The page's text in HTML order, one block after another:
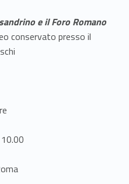
e il Foro Romano
conservato presso il